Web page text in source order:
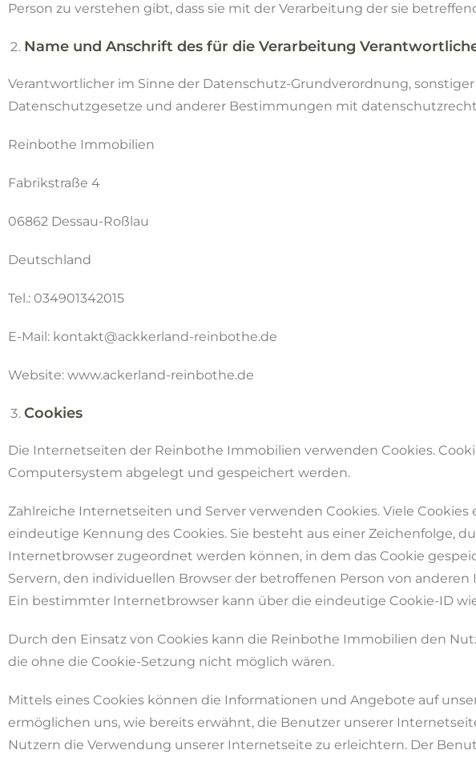
Person zu verstehen gibt, dass sie mit der Verarbeitung der sie
Name und Anschrift des für die Verarbeitung
Verantwortlicher im Sinne der Datenschutz-Grundverordnung,
Datenschutzgesetze und anderer Bestimmungen mit
Reinbothe Immobilien
Fabrikstraße 4
06862 Dessau-Roßlau
Deutschland
Tel.: 034901342015
E-Mail: kontakt@ackkerland-reinbothe.de
Website: www.ackerland-reinbothe.de
Cookies
Die Internetseiten der Reinbothe Immobilien verwenden Cookies.
Computersystem abgelegt und gespeichert werden.
Zahlreiche Internetseiten und Server verwenden Cookies. Viele
eindeutige Kennung des Cookies. Sie besteht aus einer Zeichenfolge,
Internetbrowser zugeordnet werden können, in dem das Cookie
Servern, den individuellen Browser der betroffenen Person von
Ein bestimmter Internetbrowser kann über die eindeutige Cookie-ID
Durch den Einsatz von Cookies kann die Reinbothe Immobilien den
die ohne die Cookie-Setzung nicht möglich wären.
Mittels eines Cookies können die Informationen und Angebote auf
ermöglichen uns, wie bereits erwähnt, die Benutzer unserer
Nutzern die Verwendung unserer Internetseite zu erleichtern. Der